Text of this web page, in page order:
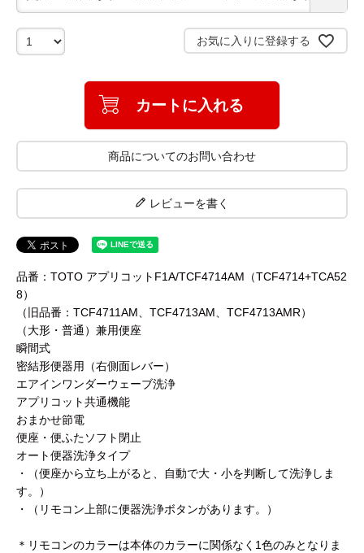
お気に入りに登録する
カートに入れる
商品についてのお問い合わせ
レビューを書く
品番：TOTO アプリコットF1A/TCF4714AM（TCF4714+TCA52
8）
（旧品番：TCF4711AM、TCF4713AM、TCF4713AMR）
（大形・普通）兼用便座
瞬間式
密結形便器用（右側面レバー）
エアインワンダーウェーブ洗浄
アプリコット共通機能
おまかせ節電
便座・便ふたソフト閉止
オート便器洗浄タイプ
・（便座から立ち上がると、自動で大・小を判断して洗浄しま
す。）
・（リモコン上部に便器洗浄ボタンがあります。）
＊リモコンのカラーは本体のカラーに関係なく1色のみとなりま